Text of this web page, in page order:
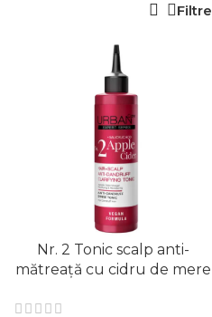
Filtre
Nr. 2 Tonic scalp anti-
mătreață cu cidru de mere